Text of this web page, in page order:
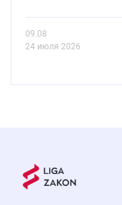
09.08
24 июля 2026